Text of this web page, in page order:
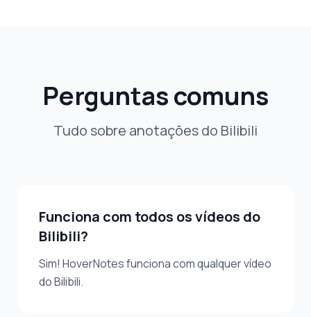
Perguntas comuns
Tudo sobre anotações do Bilibili
Funciona com todos os vídeos do
Bilibili?
Sim! HoverNotes funciona com qualquer vídeo
do Bilibili.